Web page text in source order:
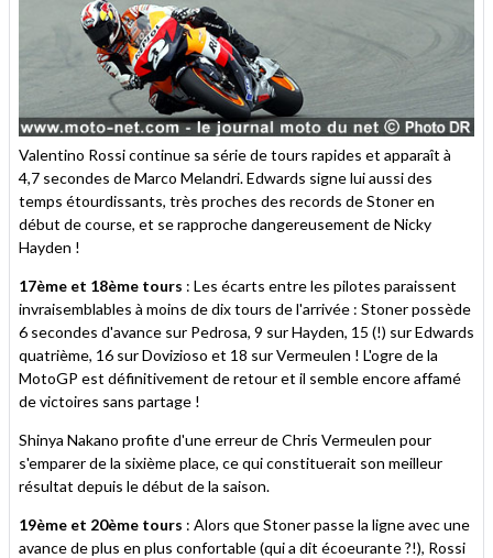
Valentino Rossi continue sa série de tours rapides et apparaît à
4,7 secondes de Marco Melandri. Edwards signe lui aussi des
temps étourdissants, très proches des records de Stoner en
début de course, et se rapproche dangereusement de Nicky
Hayden !
17ème et 18ème tours : Les écarts entre les pilotes paraissent
invraisemblables à moins de dix tours de l'arrivée : Stoner possède
6 secondes d'avance sur Pedrosa, 9 sur Hayden, 15 (!) sur Edwards
quatrième, 16 sur Dovizioso et 18 sur Vermeulen ! L'ogre de la
MotoGP est définitivement de retour et il semble encore affamé
de victoires sans partage !
Shinya Nakano profite d'une erreur de Chris Vermeulen pour
s'emparer de la sixième place, ce qui constituerait son meilleur
résultat depuis le début de la saison.
19ème et 20ème tours : Alors que Stoner passe la ligne avec une
avance de plus en plus confortable (qui a dit écoeurante ?!), Rossi